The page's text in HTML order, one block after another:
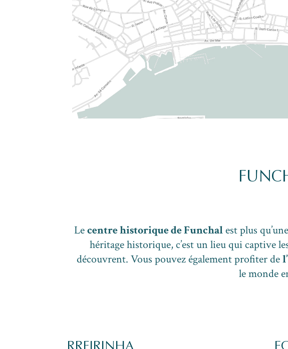
Lecentre historique de Funchalest plus
héritage historique, c’est un lieu qui captive
découvrent. Vous pouvez également profiter de
le monde